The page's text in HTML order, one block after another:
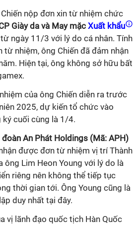
nộp đơn xin từ nhiệm chức
Giày da và May mặcXuất khẩu
từ ngày 11/3 với lý do cá nhân. Tính
nhiệm, ông Chiến đã đảm nhận
Hiện tại, ông không sở hữu bất
của ông Chiến diễn ra trước
2025, dự kiến tổ chức vào
ký cuối cùng là 1/4.
đoàn An Phát Holdings (Mã: APH)
được đơn từ nhiệm vị trí Thành
ông Lim Heon Young với lý do là
riêng nên không thể tiếp tục
thời gian tới. Ông Young cũng là
duy nhất tại đây.
vị lãnh đạo quốc tịch Hàn Quốc